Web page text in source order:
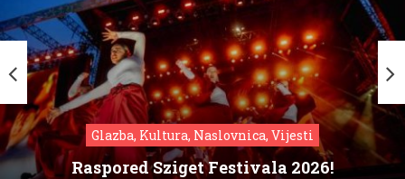
Glazba, Kultura, Naslovnica, Vijesti
Raspored Sziget Festivala 2026!